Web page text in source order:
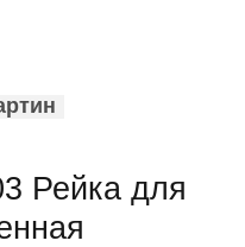
Рейка для